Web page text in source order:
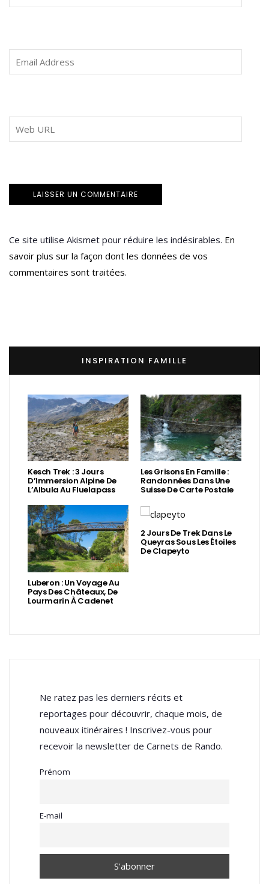
Ce site utilise Akismet pour réduire les indésirables. En
savoir plus sur la façon dont les données de vos
commentaires sont traitées.
INSPIRATION FAMILLE
Kesch Trek : 3 Jours
D’Immersion Alpine De
L’Albula Au Fluelapass
Les Grisons En Famille :
Randonnées Dans Une
Suisse De Carte Postale
Luberon : Un Voyage Au
Pays Des Châteaux, De
Lourmarin À Cadenet
2 Jours De Trek Dans Le
Queyras Sous Les Étoiles
De Clapeyto
Ne ratez pas les derniers récits et
reportages pour découvrir, chaque mois, de
nouveaux itinéraires ! Inscrivez-vous pour
recevoir la newsletter de Carnets de Rando.
Prénom
E-mail